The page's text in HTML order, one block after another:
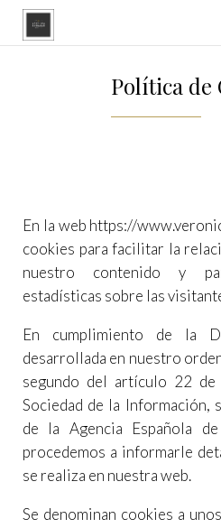
Política de
En la web https://
cookies para facilitar la
nuestro contenido y
estadísticas sobre las
En cumplimiento de la
desarrollada en nuestro
segundo del artículo 22
Sociedad de la Información,
de la Agencia Española
procedemos a informarle
se realiza en nuestra web.
Se denominan cookies a